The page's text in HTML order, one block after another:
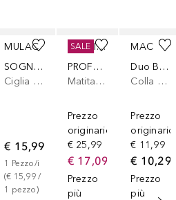
MULAC
SOGNAMI
Ciglia finte
€ 15,99
1
Pezzo/i
(€ 15,99 /
1
pezzo)
COLLISTAR
PROFESSIONALE MATITA KAJAL
Matita Kohl
Prezzo
originario
€ 25,99
€ 17,09
Prezzo
più
SALE
MAC
Duo Brush On Striplash Adhesive
Colla per ciglia
Prezzo
originario
€ 11,99
€ 10,29
Prezzo
più